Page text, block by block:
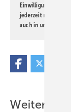
Einwilligung kann
jederzeit möglich.
auch in unserer
Weitere